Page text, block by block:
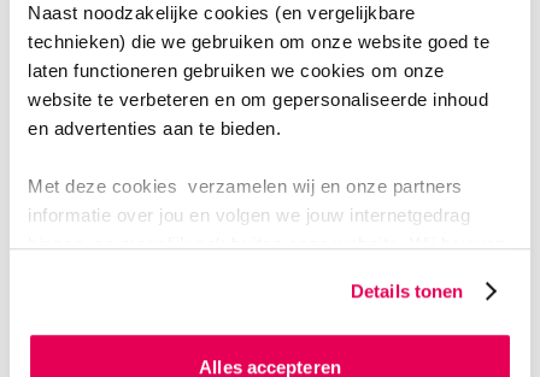
Naast noodzakelijke cookies (en vergelijkbare
technieken) die we gebruiken om onze website goed te
laten functioneren gebruiken we cookies om onze
website te verbeteren en om gepersonaliseerde inhoud
en advertenties aan te bieden.
Met deze cookies verzamelen wij en onze partners
informatie over jou en volgen we jouw internetgedrag
binnen, en mogelijk ook buiten onze website. Wij bouwen
website en communicatie aan op jouw voorkeuren. Ook
kunnen we zo gerichte advertenties laten zien op basis
van jouw internetgedrag.
Details tonen
Alles accepteren
met het ons omringende werkveld en andere partners,
lukt het om goed aan onze strategische doelen te
werken. Zo kunnen we vele duizenden studenten
opleiden tot reflectieve professionals en betrokken
een bijdrage leveren aan onze regio. Ik kijk ernaar uit
om de HAN nog eens 4 jaar op koers te mogen
houden, samen met mijn collega’s.”